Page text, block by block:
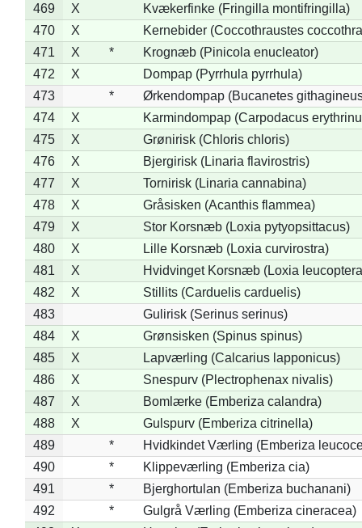
469
X
Kvækerfinke (Fringilla montifringilla)
470
X
Kernebider (Coccothraustes
471
X *
Krognæb (Pinicola enucleator)
472
X
Dompap (Pyrrhula pyrrhula)
473
*
Ørkendompap (Bucanetes
474
X
Karmindompap (Carpodacus
475
X
Grønirisk (Chloris chloris)
476
X
Bjergirisk (Linaria flavirostris)
477
X
Tornirisk (Linaria cannabina)
478
X
Gråsisken (Acanthis flammea)
479
X
Stor Korsnæb (Loxia pytyopsittacus)
480
X
Lille Korsnæb (Loxia curvirostra)
481
X
Hvidvinget Korsnæb (Loxia
482
X
Stillits (Carduelis carduelis)
483
Gulirisk (Serinus serinus)
484
X
Grønsisken (Spinus spinus)
485
X
Lapværling (Calcarius lapponicus)
486
X
Snespurv (Plectrophenax nivalis)
487
X
Bomlærke (Emberiza calandra)
488
X
Gulspurv (Emberiza citrinella)
489
*
Hvidkindet Værling (Emberiza
490
*
Klippeværling (Emberiza cia)
491
*
Bjerghortulan (Emberiza buchanani)
492
*
Gulgrå Værling (Emberiza cineracea)